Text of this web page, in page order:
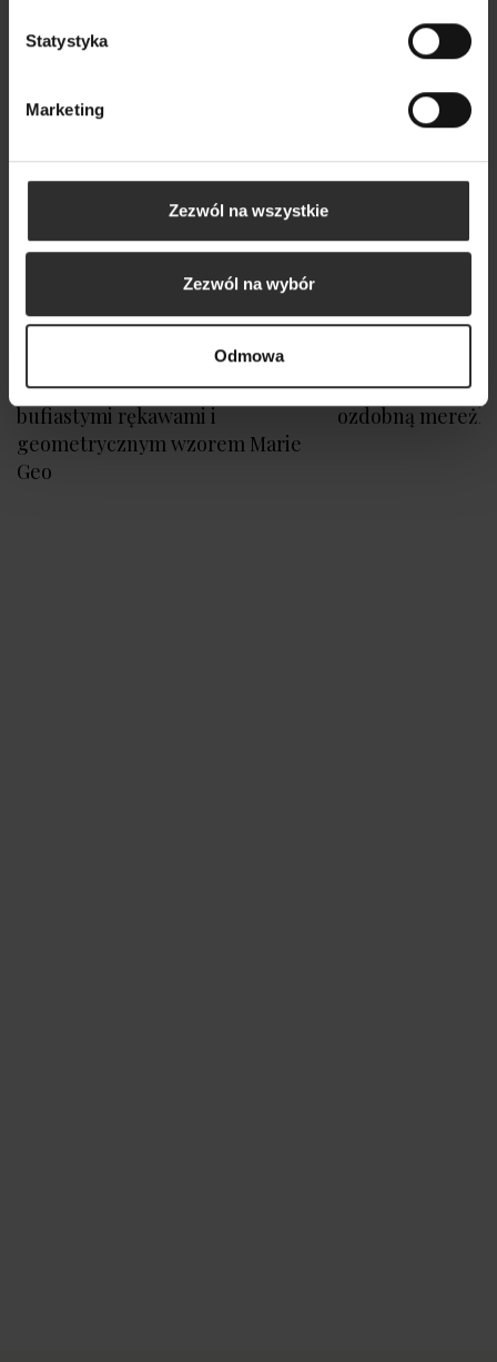
Statystyka
Marketing
Zezwól na wszystkie
Zezwól na wybór
Odmowa
Wzorzysta Sukienka Mini z
bufiastymi rękawami i
geometrycznym wzorem Marie
Geo
Piaskowy
ozdobną